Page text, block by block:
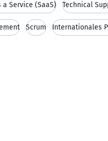
a Service (SaaS) Technical
Scrum Internationales